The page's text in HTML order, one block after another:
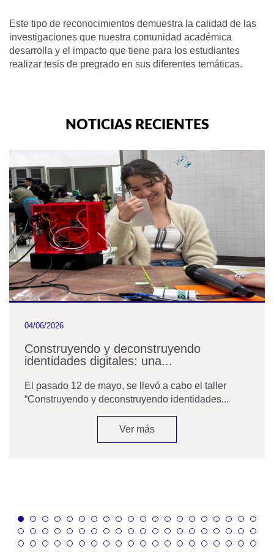
Este tipo de reconocimientos demuestra la calidad de las
investigaciones que nuestra comunidad académica
desarrolla y el impacto que tiene para los estudiantes
realizar tesis de pregrado en sus diferentes temáticas.
NOTICIAS RECIENTES
04/06/2026
Construyendo y deconstruyendo
identidades digitales: una...
El pasado 12 de mayo, se llevó a cabo el taller
“Construyendo y deconstruyendo identidades...
Ver más